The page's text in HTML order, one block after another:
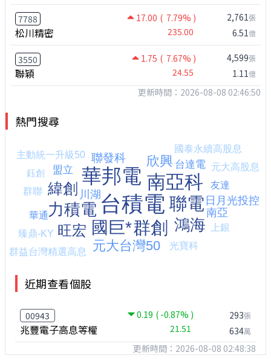
7788 17.00 ( 7.79% )
松川精密 235.00
2,761張
6.51億
3550 1.75 ( 7.67% )
聯穎 24.55
4,599張
1.11億
更新時間：2026-08-08 02:46:50
熱門搜尋
近期查看個股
00943 0.19 ( -0.87% )
兆豐電子高息等權 21.51
293張
634萬
更新時間：2026-08-08 02:48:38